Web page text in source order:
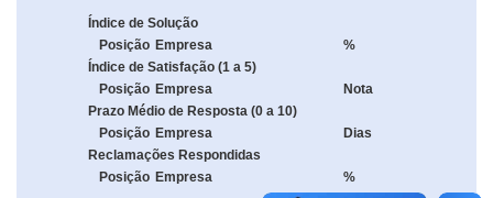
Índice de Solução
Posição Empresa
%
Índice de Satisfação (1 a 5)
Posição Empresa
Nota
Prazo Médio de Resposta (0 a 10)
Posição Empresa
Dias
Reclamações Respondidas
Posição Empresa %